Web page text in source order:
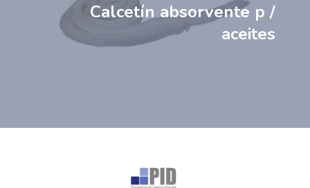
Calcetín absorvente p /
aceites